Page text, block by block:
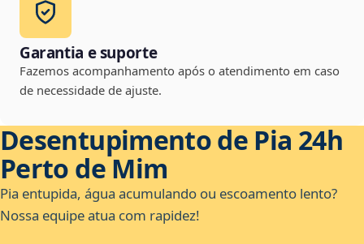
Garantia e suporte
Fazemos acompanhamento após o atendimento em caso
de necessidade de ajuste.
Desentupimento de Pia 24h
Perto de Mim
Pia entupida, água acumulando ou escoamento lento?
Nossa equipe atua com rapidez!